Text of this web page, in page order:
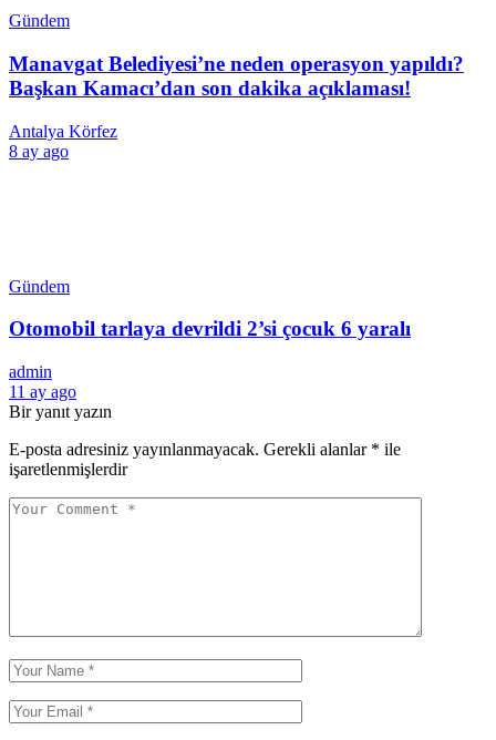
Gündem
Manavgat Belediyesi’ne neden operasyon yapıldı?
Başkan Kamacı’dan son dakika açıklaması!
Antalya Körfez
8 ay ago
Gündem
Otomobil tarlaya devrildi 2’si çocuk 6 yaralı
admin
11 ay ago
Bir yanıt yazın
E-posta adresiniz yayınlanmayacak. Gerekli alanlar * ile
işaretlenmişlerdir